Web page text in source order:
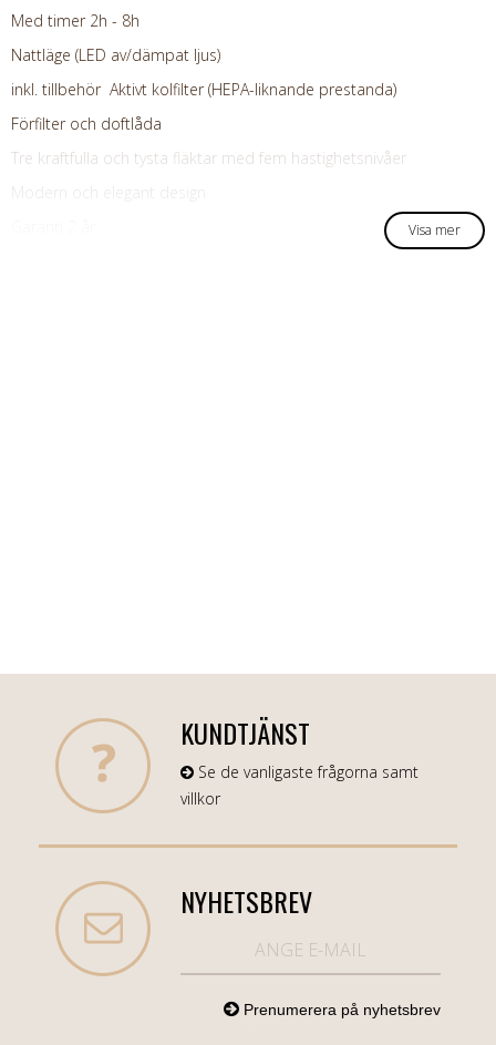
Med timer 2h - 8h
Nattläge (LED av/dämpat ljus)
inkl. tillbehör Aktivt kolfilter (HEPA-liknande prestanda)
Förfilter och doftlåda
Tre kraftfulla och tysta fläktar med fem hastighetsnivåer
Modern och elegant design
Visa mer
KUNDTJÄNST
Se de vanligaste frågorna samt
villkor
NYHETSBREV